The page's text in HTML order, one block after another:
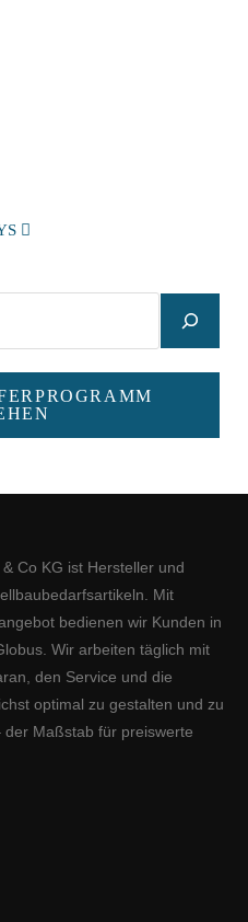
Co KG ist Hersteller und
Mit
bedienen wir Kunden in
Wir arbeiten täglich mit
den Service und die
optimal zu gestalten und zu
der Maßstab für preiswerte